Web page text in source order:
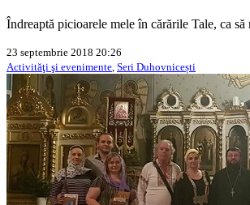
Îndreaptă picioarele mele în cărările Tale, ca
23 septembrie 2018 20:26
Activităţi şi evenimente Seri Duhovnicești